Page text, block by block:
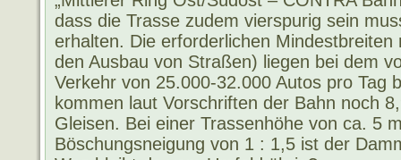
dass die Trasse zudem vierspurig sein
erhalten. Die erforderlichen
den Ausbau von Straßen) liegen bei dem
Verkehr von 25.000-32.000 Autos pro Tag
kommen laut Vorschriften der Bahn noch
Gleisen. Bei einer Trassenhöhe von ca. 5
Böschungsneigung von 1 : 1,5 ist der